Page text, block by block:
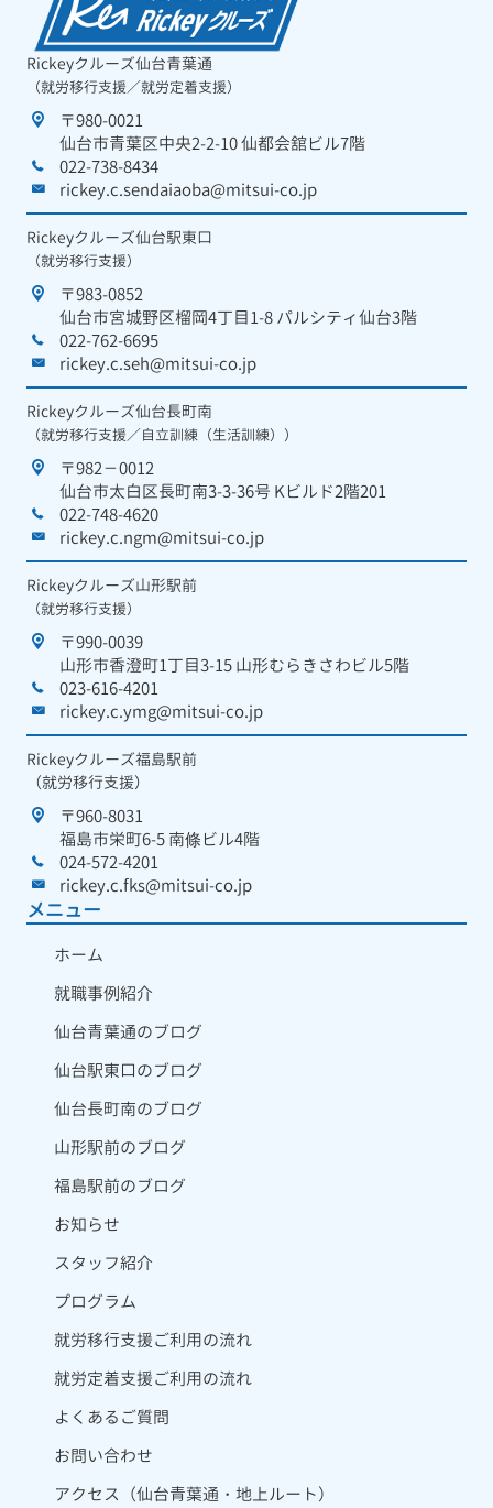
Rickeyクルーズ仙台青葉通
（就労移行支援／就労定着支援）
〒980-0021
仙台市青葉区中央2-2-10 仙都会舘ビル7階
022-738-8434
rickey.c.sendaiaoba@mitsui-co.jp
Rickeyクルーズ仙台駅東口
（就労移行支援）
〒983-0852
仙台市宮城野区榴岡4丁目1-8 パルシティ仙台3階
022-762-6695
rickey.c.seh@mitsui-co.jp
Rickeyクルーズ仙台長町南
（就労移行支援／自立訓練（生活訓練））
〒982－0012
仙台市太白区長町南3-3-36号 Kビルド2階201
022-748-4620
rickey.c.ngm@mitsui-co.jp
Rickeyクルーズ山形駅前
（就労移行支援）
〒990-0039
山形市香澄町1丁目3-15 山形むらきさわビル5階
023-616-4201
rickey.c.ymg@mitsui-co.jp
Rickeyクルーズ福島駅前
（就労移行支援）
〒960-8031
福島市栄町6-5 南條ビル4階
024-572-4201
rickey.c.fks@mitsui-co.jp
メニュー
ホーム
就職事例紹介
仙台青葉通のブログ
仙台駅東口のブログ
仙台長町南のブログ
山形駅前のブログ
福島駅前のブログ
お知らせ
スタッフ紹介
プログラム
就労移行支援ご利用の流れ
就労定着支援ご利用の流れ
よくあるご質問
お問い合わせ
アクセス（仙台青葉通・地上ルート）